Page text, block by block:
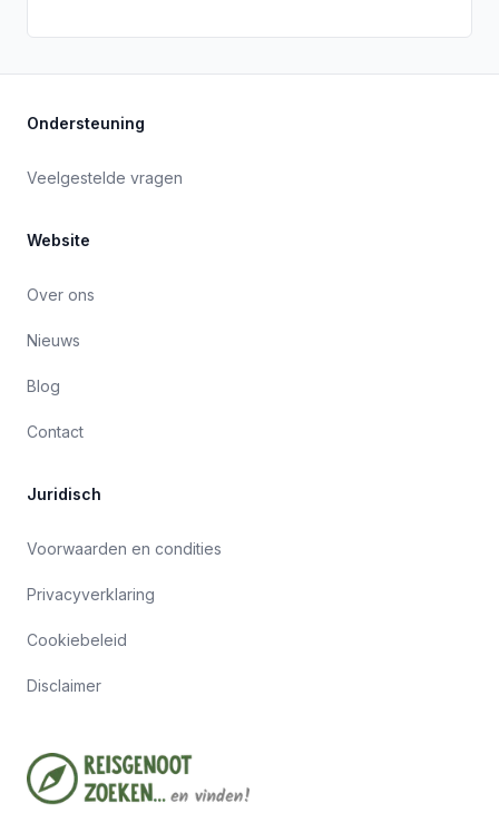
Ondersteuning
Veelgestelde vragen
Website
Over ons
Nieuws
Blog
Contact
Juridisch
Voorwaarden en condities
Privacyverklaring
Cookiebeleid
Disclaimer